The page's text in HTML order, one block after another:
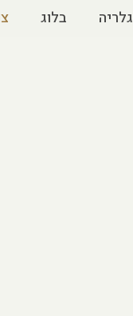
גלריה בלוג